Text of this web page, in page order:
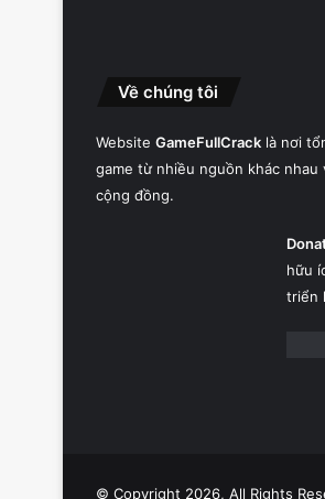
Về chúng tôi
Website GameFullCrack là nơi
game từ nhiều nguồn khác nhau
cộng đồng.
hữu
triển
© Copyright 2026, All Rights